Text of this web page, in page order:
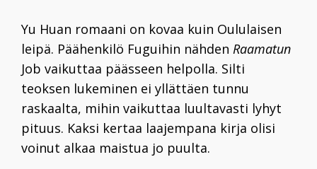
Yu Huan romaani on kovaa kuin Oululaisen
leipä. Päähenkilö Fuguihin nähden Raamatun
Job vaikuttaa päässeen helpolla. Silti
teoksen lukeminen ei yllättäen tunnu
raskaalta, mihin vaikuttaa luultavasti lyhyt
pituus. Kaksi kertaa laajempana kirja olisi
voinut alkaa maistua jo puulta.